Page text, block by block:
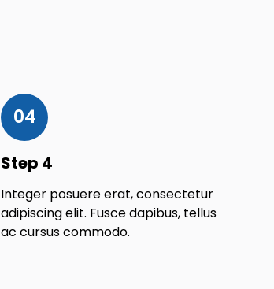
04
Step 4
Integer posuere erat, consectetur
adipiscing elit. Fusce dapibus, tellus
ac cursus commodo.